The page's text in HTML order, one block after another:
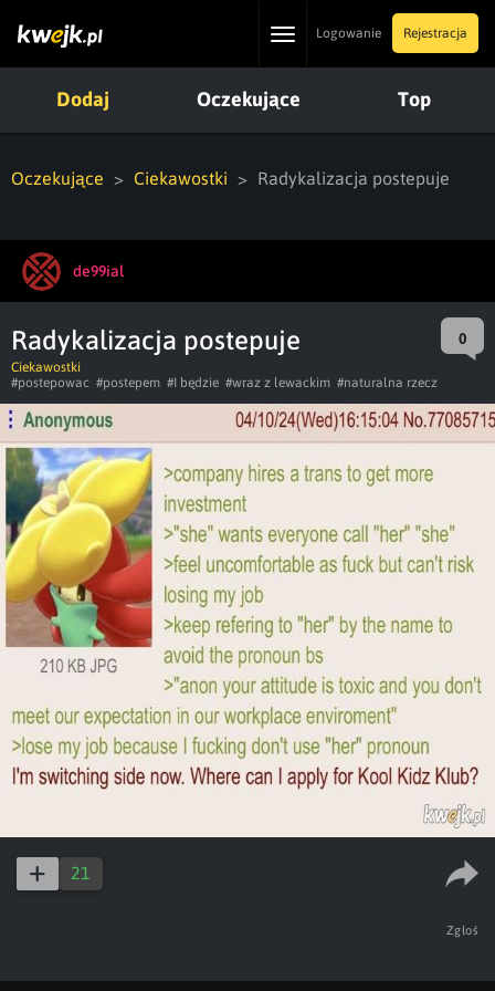
ToggleLogowanie Rejestracja
Dodaj Oczekujące Top
Oczekujące Ciekawostki Radykalizacja postepuje
de99ial
Radykalizacja postepuje 0
Ciekawostki
#postepowac #postepem #I będzie #wraz z lewackim #naturalna rzecz
21
Zgłoś